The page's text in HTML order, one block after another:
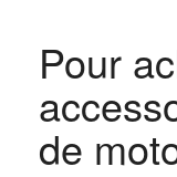
Pour
de